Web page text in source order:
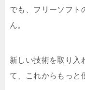
でも、フリーソフト
ん。
新しい技術を取り入
て、これからもっと